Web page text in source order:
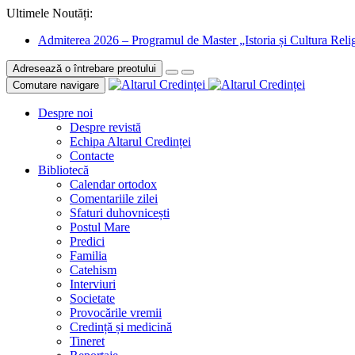
Ultimele Noutăți:
Admiterea 2026 – Programul de Master „Istoria și Cultura
Adresează o întrebare preotului
Comutare navigare
Despre noi
Despre revistă
Echipa Altarul Credinței
Contacte
Bibliotecă
Calendar ortodox
Comentariile zilei
Sfaturi duhovnicești
Postul Mare
Predici
Familia
Catehism
Interviuri
Societate
Provocările vremii
Credință și medicină
Tineret